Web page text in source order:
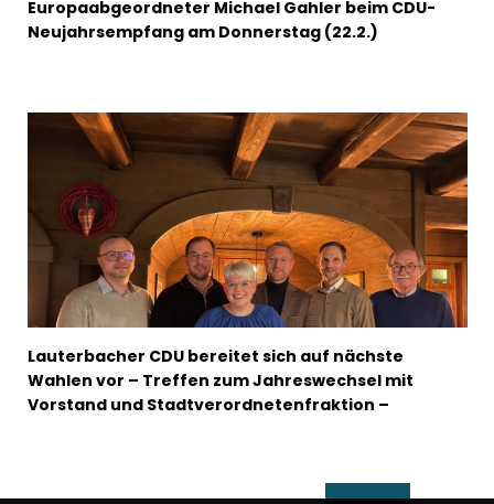
Europaabgeordneter Michael Gahler beim CDU-
Neujahrsempfang am Donnerstag (22.2.)
Lauterbacher CDU bereitet sich auf nächste
Wahlen vor – Treffen zum Jahreswechsel mit
Vorstand und Stadtverordnetenfraktion –